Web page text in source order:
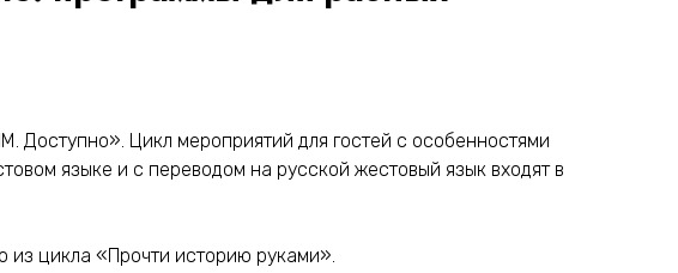
Доступно». Цикл мероприятий для гостей с особенностями
языке и с переводом на русской жестовый язык входят в
из цикла «Прочти историю руками».